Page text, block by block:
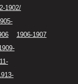
1902/
1906-1907